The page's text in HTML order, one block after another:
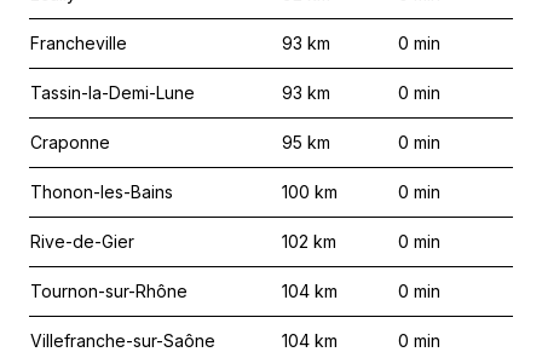
Francheville 93 km 0 min
Tassin-la-Demi-Lune 93 km 0 min
Craponne 95 km 0 min
Thonon-les-Bains 100 km 0 min
Rive-de-Gier 102 km 0 min
Tournon-sur-Rhône 104 km 0 min
Villefranche-sur-Saône 104 km 0 min